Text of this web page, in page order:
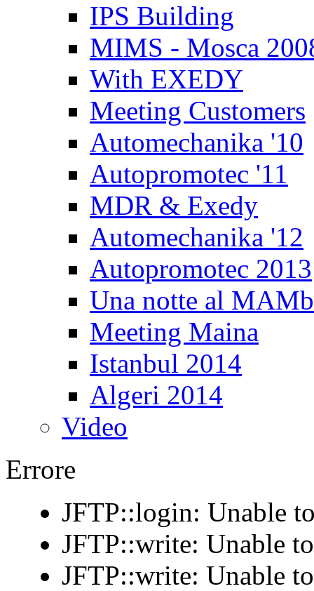
IPS Building
MIMS - Mosca
With EXEDY
Meeting Customers
Automechanika '10
Autopromotec '11
MDR & Exedy
Automechanika '12
Autopromotec 2013
Una notte al
Meeting Maina
Istanbul 2014
Algeri 2014
Video
Errore
JFTP::login: Unable
JFTP::write: Unable
JFTP::write: Unable